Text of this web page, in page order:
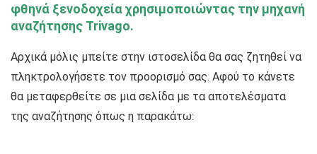
φθηνά ξενοδοχεία χρησιμοποιώντας την μηχανή
αναζήτησης Trivago.
Αρχικά μόλις μπείτε στην ιστοσελίδα θα σας ζητηθεί να
πληκτρολογήσετε τον προορισμό σας. Αφού το κάνετε
θα μεταφερθείτε σε μια σελίδα με τα αποτελέσματα
της αναζήτησης όπως η παρακάτω: